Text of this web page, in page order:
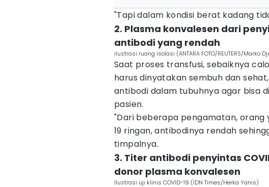
"Tapi dalam kondisi berat kadang
2. Plasma konvalesen dari
antibodi yang rendah
ilustrasi ruang isolasi (ANTARA FOTO/REUTERS/Marko
Saat proses transfusi, sebaiknya
harus dinyatakan sembuh dan
antibodi dalam tubuhnya agar bisa
pasien.
"Dari beberapa pengamatan, orang
19 ringan, antibodinya rendah
timpalnya.
3. Titer antibodi penyintas
donor plasma konvalesen
Ilustrasi uji klinis COVID-19 (IDN Times/Herka Yanis)